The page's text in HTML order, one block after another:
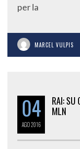
per la
MARCEL VULPIS
04
AGO2016
RAI: SU
MLN